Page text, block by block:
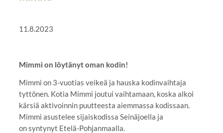
11.8.2023
Mimmi on löytänyt oman kodin!
Mimmi on 3-vuotias veikeä ja hauska kodinvaihtaja
tyttönen. Kotia Mimmi joutui vaihtamaan, koska alkoi
kärsiä aktivoinnin puutteesta aiemmassa kodissaan.
Mimmi asustelee sijaiskodissa Seinäjoella ja
on syntynyt Etelä-Pohjanmaalla.